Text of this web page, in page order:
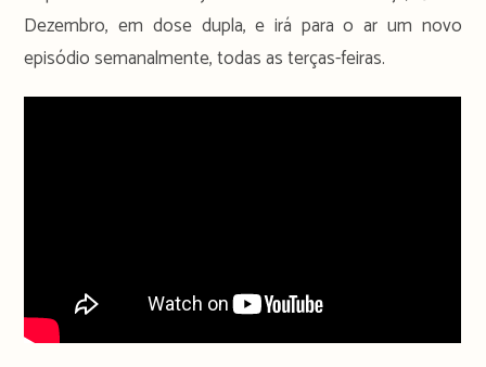
Dezembro, em dose dupla, e irá para o ar um novo
episódio semanalmente, todas as terças-feiras.